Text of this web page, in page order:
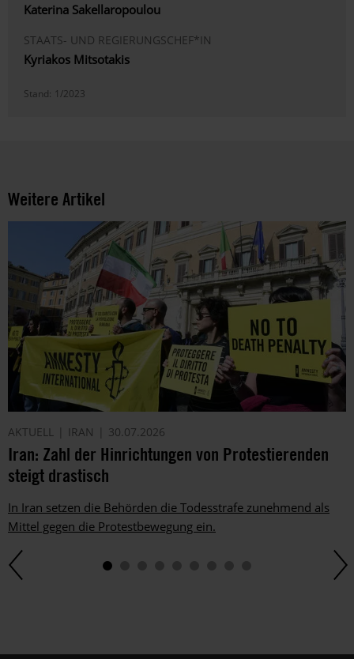
Katerina Sakellaropoulou
STAATS- UND REGIERUNGSCHEF*IN
Kyriakos Mitsotakis
Stand: 1/2023
Weitere Artikel
AKTUELL IRAN 30.07.2026
Iran: Zahl der Hinrichtungen von Protestierenden
steigt drastisch
In Iran setzen die Behörden die Todesstrafe zunehmend als
Mittel gegen die Protestbewegung ein.